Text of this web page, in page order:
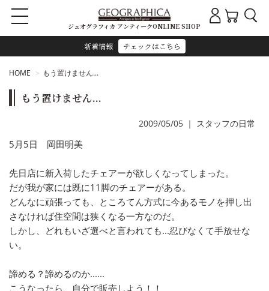
新着情報 チェックはこちら
ジェオグラフィカ アンティークONLINE SHOP
HOME もう置けません...
もう置けません...
2009/05/05 ｜ スタッフの日常
5月5日 岡田明美
先日店に新入荷したチェアーが欲しくなってしまった。
だが我が家には既に11脚のチェアーがある。
どんなに頑張っても、ところてん方式に今あるモノを押し出
さなければ住空間は狭くなる一方なのだ。
しかし、どれもいざ選べと言われても...忍びなくて手放せな
い。
諦める？諦めるのか......
こうなったら、自分で販売しよう！！